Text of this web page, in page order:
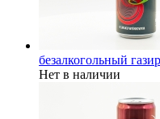
безалкогольный
Нет в наличии